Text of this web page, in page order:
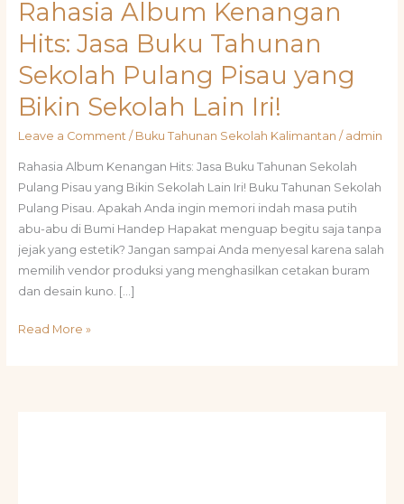
Rahasia Album Kenangan
Hits: Jasa Buku Tahunan
Sekolah Pulang Pisau yang
Bikin Sekolah Lain Iri!
Leave a Comment / Buku Tahunan Sekolah Kalimantan / admin
Rahasia Album Kenangan Hits: Jasa Buku Tahunan Sekolah
Pulang Pisau yang Bikin Sekolah Lain Iri! Buku Tahunan Sekolah
Pulang Pisau. Apakah Anda ingin memori indah masa putih
abu-abu di Bumi Handep Hapakat menguap begitu saja tanpa
jejak yang estetik? Jangan sampai Anda menyesal karena salah
memilih vendor produksi yang menghasilkan cetakan buram
dan desain kuno. […]
Read More »